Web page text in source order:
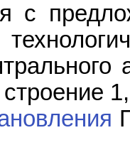
с